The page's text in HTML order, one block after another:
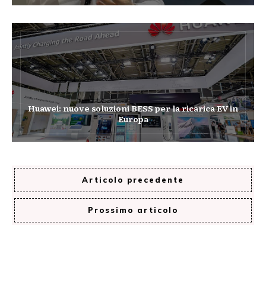
Huawei: nuove soluzioni BESS per la ricarica EV in
Europa
Articolo precedente
Prossimo articolo